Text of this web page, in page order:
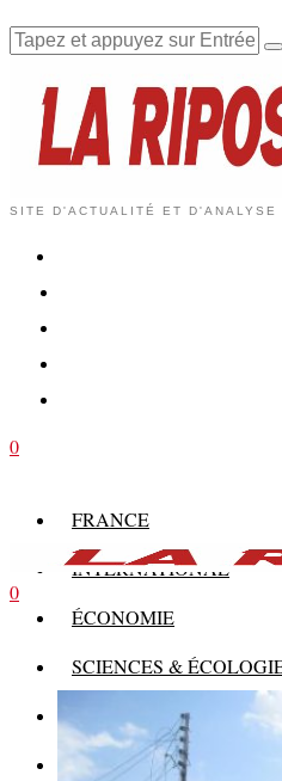
SITE D'ACTUALITÉ ET D'ANALYSE
0
FRANCE
INTERNATIONAL
ÉCONOMIE
SCIENCES &
THÉORIE
0